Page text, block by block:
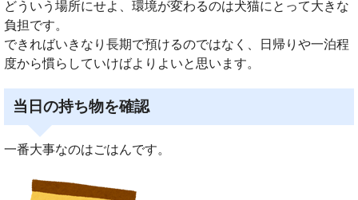
どういう場所にせよ、環境が変わるのは犬猫にとって大きな
負担です。
できればいきなり長期で預けるのではなく、日帰りや一泊程
度から慣らしていけばよりよいと思います。
当日の持ち物を確認
一番大事なのはごはんです。